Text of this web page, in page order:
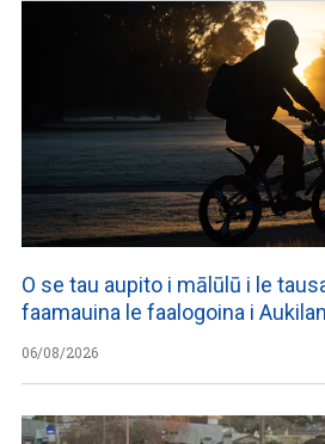
O se tau aupito i mālūlū i le
faamauina le faalogoina i
06/08/2026